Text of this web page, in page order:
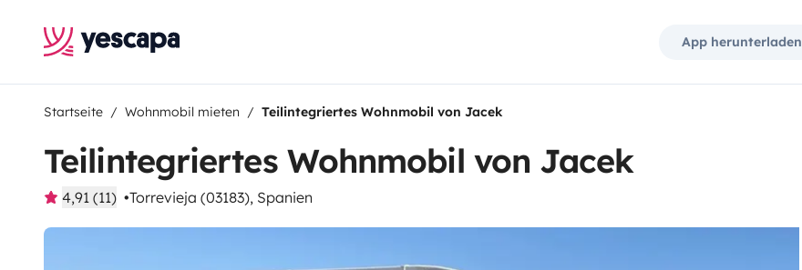
App herunterladen
Startseite Wohnmobil mieten Teilintegriertes Wohnmobil von Jacek
Teilintegriertes Wohnmobil von Jacek
4,91 (11) Torrevieja (03183), Spanien